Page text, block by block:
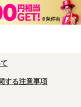
する注意事項